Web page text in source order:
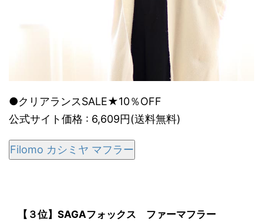
●クリアランスSALE★10％OFF
公式サイト価格 : 6,609円(送料無料)
Filomo カシミヤ マフラー
【３位】SAGAフォックス ファーマフラー